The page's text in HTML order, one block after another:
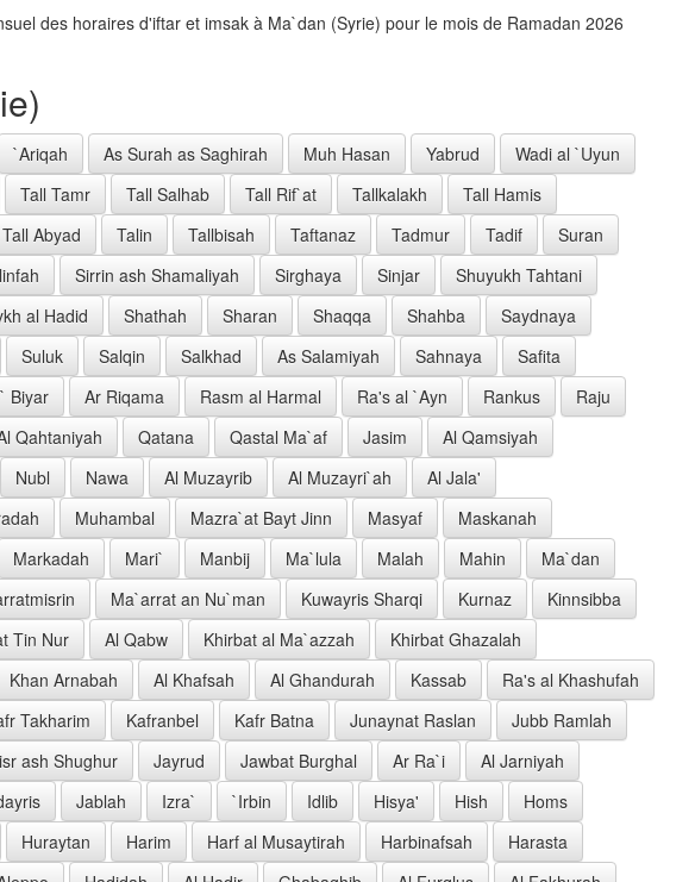
des horaires d'iftar et imsak à Ma`dan (Syrie) pour le mois de Ramadan 2026
`Ariqah As Surah as Saghirah Muh Hasan Yabrud
Wadi al `Uyun
Tall Tamr Tall Salhab Tall Rif`at Tallkalakh
Tall Hamis
Tall Abyad Talin Tallbisah Taftanaz Tadmur Tadif
Suran
Sirrin ash Shamaliyah Sirghaya Sinjar
Shuyukh Tahtani
al Hadid Shathah Sharan Shaqqa Shahba
Saydnaya
Suluk Salqin Salkhad As Salamiyah Sahnaya
Safita
Biyar Ar Riqama Rasm al Harmal Ra's al `Ayn Rankus
Raju
Qahtaniyah Qatana Qastal Ma`af Jasim
Al Qamsiyah
Nubl Nawa Al Muzayrib Al Muzayri`ah
Al Jala'
Muhambal Mazra`at Bayt Jinn Masyaf
Maskanah
Markadah Mari` Manbij Ma`lula Malah Mahin
Ma`dan
Ma`arrat an Nu`man Kuwayris Sharqi Kurnaz
Kinnsibba
Tin Nur Al Qabw Khirbat al Ma`azzah
Khirbat Ghazalah
Khan Arnabah Al Khafsah Al Ghandurah Kassab
Ra's al Khashufah
Takharim Kafranbel Kafr Batna Junaynat Raslan
Jubb Ramlah
ash Shughur Jayrud Jawbat Burghal Ar Ra`i
Al Jarniyah
Jablah Izra` `Irbin Idlib Hisya' Hish
Homs
Huraytan Harim Harf al Musaytirah Harbinafsah
Harasta